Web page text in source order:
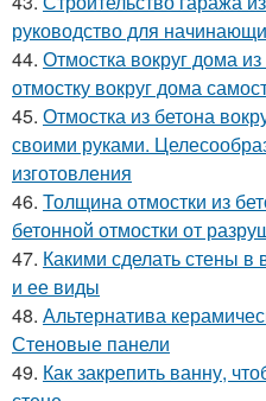
руководство для
44. Отмостка вокруг дома
отмостку вокруг дома
45. Отмостка из бетона
своими руками.
изготовления
46. Толщина отмостки из
бетонной отмостки от
47. Какими сделать стены в
и ее виды
48. Альтернатива
Стеновые панели
49. Как закрепить ванну,